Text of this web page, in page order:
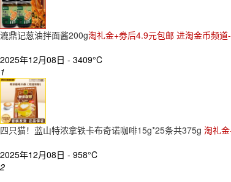
漉鼎记葱油拌面酱200g淘礼金+劵后4.9元包邮 进淘金币频道
2025年12月08日 - 3409°C
1
四只猫！蓝山特浓拿铁卡布奇诺咖啡15g*25条共375g 淘礼
2025年12月08日 - 958°C
2